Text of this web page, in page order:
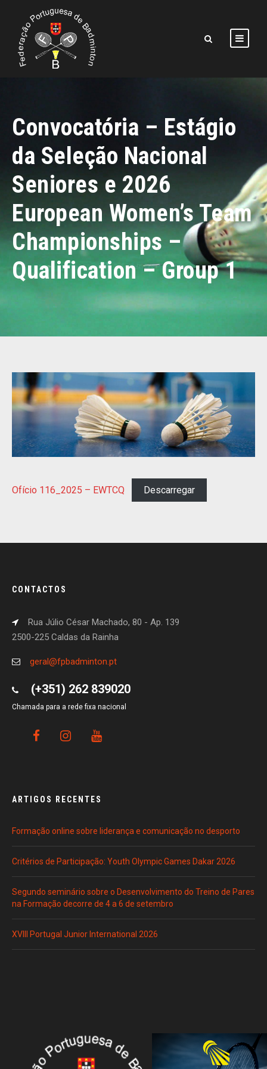
Convocatória – Estágio
da Seleção Nacional
Seniores e 2026
European Women’s Team
Championships –
Qualification – Group 1
Ofício 116_2025 – EWTCQ Descarregar
CONTACTOS
Rua Júlio César Machado, 80 - Ap. 139
2500-225 Caldas da Rainha
geral@fpbadminton.pt
(+351) 262 839020
Chamada para a rede fixa nacional
ARTIGOS RECENTES
Formação online sobre liderança e comunicação no desporto
Critérios de Participação: Youth Olympic Games Dakar 2026
Segundo seminário sobre o Desenvolvimento do Treino de Pares
na Formação decorre de 4 a 6 de setembro
XVIII Portugal Junior International 2026